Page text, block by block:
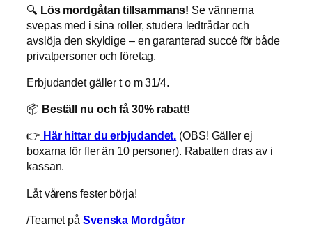
🔍 Lös mordgåtan tillsammans! Se vännerna
svepas med i sina roller, studera ledtrådar och
avslöja den skyldige – en garanterad succé för både
privatpersoner och företag.
Erbjudandet gäller t o m 31/4.
📦 Beställ nu och få 30% rabatt!
👉 Här hittar du erbjudandet. (OBS! Gäller ej
boxarna för fler än 10 personer). Rabatten dras av i
kassan.
Låt vårens fester börja!
/Teamet på Svenska Mordgåtor